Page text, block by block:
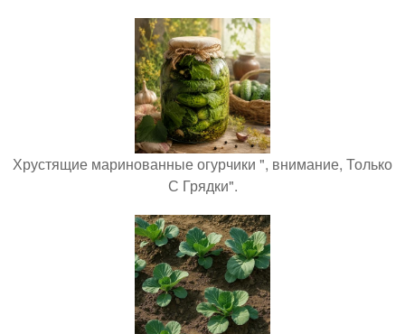
Хрустящие маринованные огурчики ", внимание, Только
С Грядки".